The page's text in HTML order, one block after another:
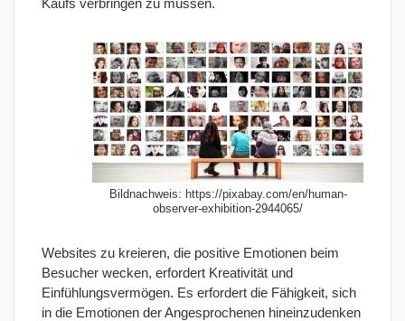
Kaufs verbringen zu müssen.
Bildnachweis: https://pixabay.com/en/human-
observer-exhibition-2944065/
Websites zu kreieren, die positive Emotionen beim
Besucher wecken, erfordert Kreativität und
Einfühlungsvermögen. Es erfordert die Fähigkeit, sich
in die Emotionen der Angesprochenen hineinzudenken